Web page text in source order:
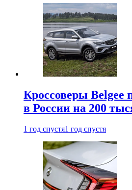
Кроссоверы Belgee
в России на 200
1 год спустя1 год спустя